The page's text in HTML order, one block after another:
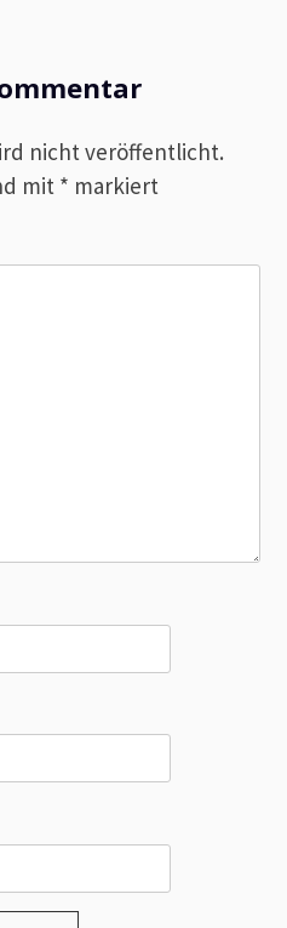
nicht veröffentlicht.
mit * markiert